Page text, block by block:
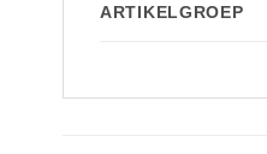
ARTIKELGROEP